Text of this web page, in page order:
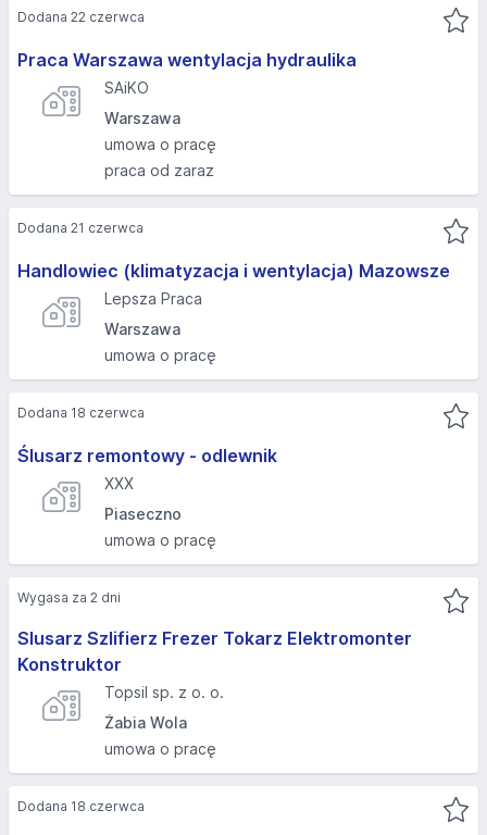
Praca Warszawa wentylacja hydraulika
SAiKO
Warszawa
umowa o pracę
praca od zaraz
Dodana 22 czerwca
Handlowiec (klimatyzacja i wentylacja) Mazowsze
Lepsza Praca
Warszawa
umowa o pracę
Dodana 21 czerwca
Ślusarz remontowy - odlewnik
XXX
Piaseczno
umowa o pracę
Dodana 18 czerwca
Slusarz Szlifierz Frezer Tokarz Elektromonter
Konstruktor
Topsil sp. z o. o.
Żabia Wola
umowa o pracę
Wygasa za 2 dni
Dodana 18 czerwca